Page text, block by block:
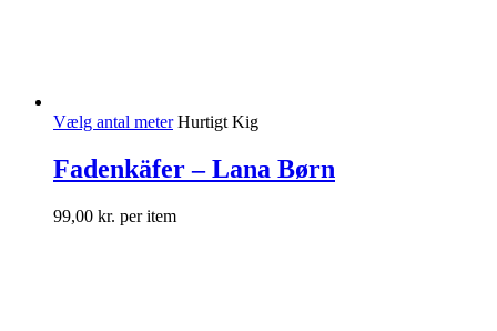
Vælg antal meter Hurtigt Kig
Fadenkäfer – Lana Børn
99,00 kr. per item